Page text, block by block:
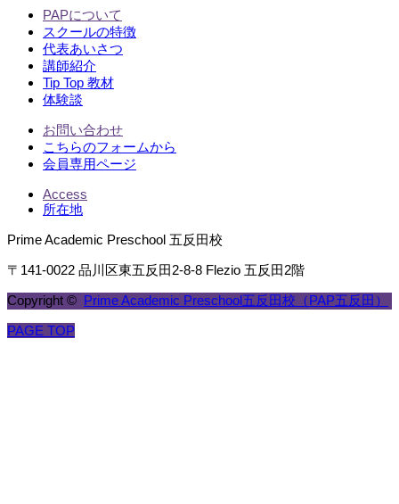
PAPについて
スクールの特徴
代表あいさつ
講師紹介
Tip Top 教材
体験談
お問い合わせ
こちらのフォームから
会員専用ページ
Access
所在地
Prime Academic Preschool 五反田校
〒141-0022 品川区東五反田2-8-8 Flezio 五反田2階
Copyright © Prime Academic Preschool五反田校（PAP五反田）
PAGE TOP